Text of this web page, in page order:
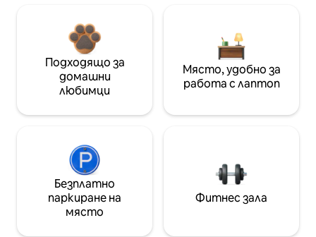
Подходящо за
домашни
любимци
Място, удобно за
работа с лаптоп
Безплатно
паркиране на
място
Фитнес зала